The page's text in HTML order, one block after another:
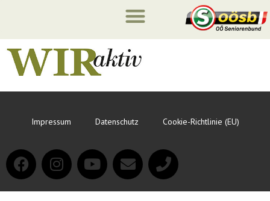
Impressum Datenschutz Cookie-Richtlinie (EU)